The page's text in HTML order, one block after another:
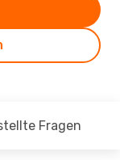
Fragen